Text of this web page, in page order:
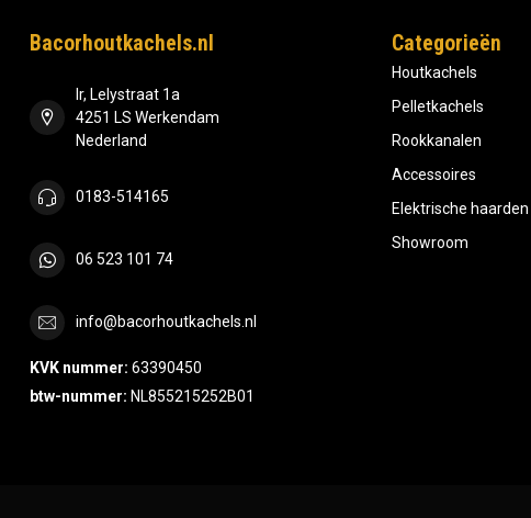
Bacorhoutkachels.nl
Ir, Lelystraat 1a
4251 LS Werkendam
Nederland
0183-514165
06 523 101 74
info@bacorhoutkachels.nl
KVK nummer: 63390450
btw-nummer: NL855215252B01
Categorieën
Houtkachels
Pelletkachels
Rookkanalen
Accessoires
Elektrische haarden
Showroom